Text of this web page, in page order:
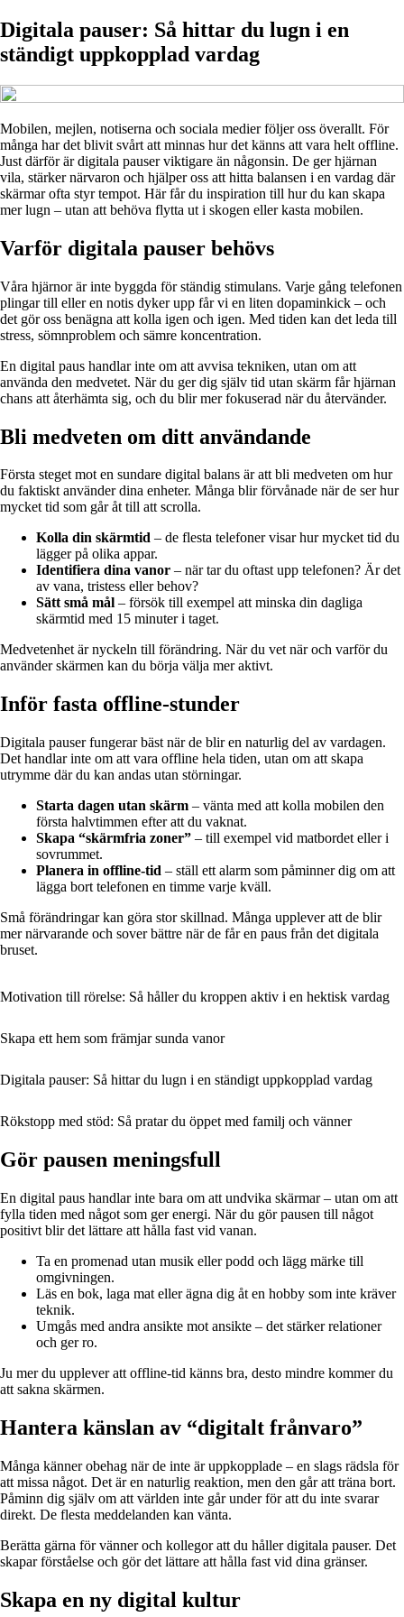
Digitala pauser: Så hittar du lugn i en
ständigt uppkopplad vardag
Mobilen, mejlen, notiserna och sociala medier följer oss överallt. För
många har det blivit svårt att minnas hur det känns att vara helt offline.
Just därför är digitala pauser viktigare än någonsin. De ger hjärnan
vila, stärker närvaron och hjälper oss att hitta balansen i en vardag där
skärmar ofta styr tempot. Här får du inspiration till hur du kan skapa
mer lugn – utan att behöva flytta ut i skogen eller kasta mobilen.
Varför digitala pauser behövs
Våra hjärnor är inte byggda för ständig stimulans. Varje gång telefonen
plingar till eller en notis dyker upp får vi en liten dopaminkick – och
det gör oss benägna att kolla igen och igen. Med tiden kan det leda till
stress, sömnproblem och sämre koncentration.
En digital paus handlar inte om att avvisa tekniken, utan om att
använda den medvetet. När du ger dig själv tid utan skärm får hjärnan
chans att återhämta sig, och du blir mer fokuserad när du återvänder.
Bli medveten om ditt användande
Första steget mot en sundare digital balans är att bli medveten om hur
du faktiskt använder dina enheter. Många blir förvånade när de ser hur
mycket tid som går åt till att scrolla.
Kolla din skärmtid – de flesta telefoner visar hur mycket tid du
lägger på olika appar.
Identifiera dina vanor – när tar du oftast upp telefonen? Är det
av vana, tristess eller behov?
Sätt små mål – försök till exempel att minska din dagliga
skärmtid med 15 minuter i taget.
Medvetenhet är nyckeln till förändring. När du vet när och varför du
använder skärmen kan du börja välja mer aktivt.
Inför fasta offline-stunder
Digitala pauser fungerar bäst när de blir en naturlig del av vardagen.
Det handlar inte om att vara offline hela tiden, utan om att skapa
utrymme där du kan andas utan störningar.
Starta dagen utan skärm – vänta med att kolla mobilen den
första halvtimmen efter att du vaknat.
Skapa “skärmfria zoner” – till exempel vid matbordet eller i
sovrummet.
Planera in offline-tid – ställ ett alarm som påminner dig om att
lägga bort telefonen en timme varje kväll.
Små förändringar kan göra stor skillnad. Många upplever att de blir
mer närvarande och sover bättre när de får en paus från det digitala
bruset.
Motivation till rörelse: Så håller du kroppen aktiv i en hektisk vardag
Skapa ett hem som främjar sunda vanor
Digitala pauser: Så hittar du lugn i en ständigt uppkopplad vardag
Rökstopp med stöd: Så pratar du öppet med familj och vänner
Gör pausen meningsfull
En digital paus handlar inte bara om att undvika skärmar – utan om att
fylla tiden med något som ger energi. När du gör pausen till något
positivt blir det lättare att hålla fast vid vanan.
Ta en promenad utan musik eller podd och lägg märke till
omgivningen.
Läs en bok, laga mat eller ägna dig åt en hobby som inte kräver
teknik.
Umgås med andra ansikte mot ansikte – det stärker relationer
och ger ro.
Ju mer du upplever att offline-tid känns bra, desto mindre kommer du
att sakna skärmen.
Hantera känslan av “digitalt frånvaro”
Många känner obehag när de inte är uppkopplade – en slags rädsla för
att missa något. Det är en naturlig reaktion, men den går att träna bort.
Påminn dig själv om att världen inte går under för att du inte svarar
direkt. De flesta meddelanden kan vänta.
Berätta gärna för vänner och kollegor att du håller digitala pauser. Det
skapar förståelse och gör det lättare att hålla fast vid dina gränser.
Skapa en ny digital kultur